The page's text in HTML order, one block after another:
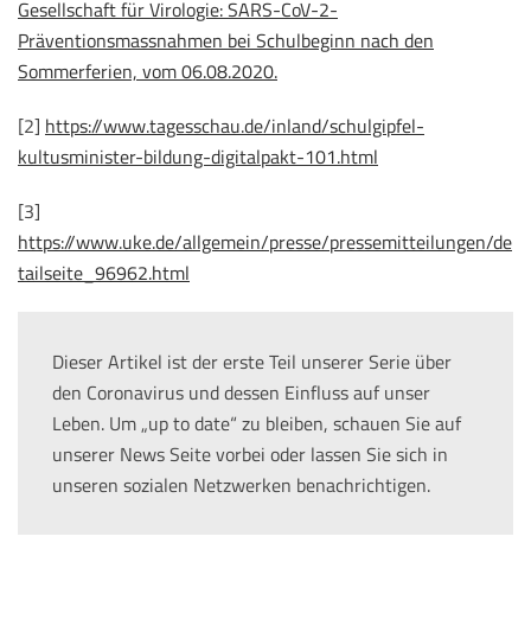
Gesellschaft für Virologie: SARS-CoV-2-
Präventionsmassnahmen bei Schulbeginn nach den
Sommerferien, vom 06.08.2020.
[2] https://www.tagesschau.de/inland/schulgipfel-
kultusminister-bildung-digitalpakt-101.html
[3]
https://www.uke.de/allgemein/presse/pressemitteilungen/de
tailseite_96962.html
Dieser Artikel ist der erste Teil unserer Serie über
den Coronavirus und dessen Einfluss auf unser
Leben. Um „up to date“ zu bleiben, schauen Sie auf
unserer News Seite vorbei oder lassen Sie sich in
unseren sozialen Netzwerken benachrichtigen.